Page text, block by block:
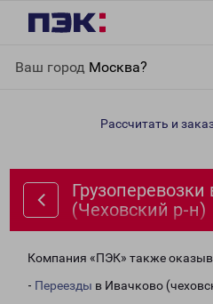
Ваш город Москва?
(Чеховский р-н)
Рассчитать и
(Чеховский р-н)
Компания «ПЭК» также
- Переезды в Ивачково